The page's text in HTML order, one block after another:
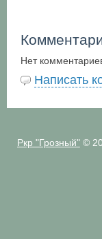
Нет
Написать
Ркр "Грозный"©